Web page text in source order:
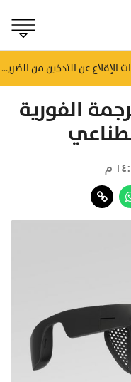
منذ ساعة سلطنة عُمان تعفي منتجات الإقلاع عن التدخين من الضريبة
الفورية